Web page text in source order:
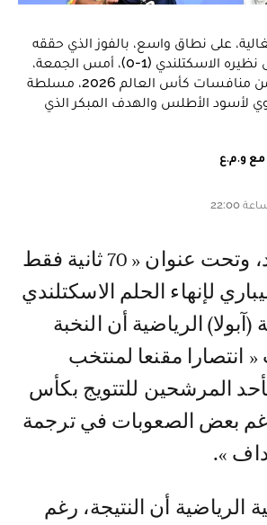
على نطاق واسع، بالفوز الذي حققه
المنتخب المغربي على نظيره الاسكتلندي (1-0)، أمس الجمعة،
برسم الجولة الثانية من منافسات كأس العالم 2026، مسلطة
لأسود الأطلس والهدف المبكر الذي
لإنهاء الحلم الاسكتلندي
الرياضية أن النخبة
انتصارا مقنعا لمنتخب
المرشحين للتتويج بكأس
2026، رغم بعض الصعوبات في ترجمة
».
الرياضية أن النتيجة، رغم